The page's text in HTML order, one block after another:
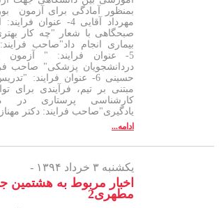
بمنظور آمادگی برای آزمون
مهرداد آقایی 4- عنوان
صبحگاهی با شعار "چه کار
بیماری انجام داد"صاحب
5- عنوان فرایند: " آزمون
دردانشجویان پزشکی" صاحب
حسینی 6- عنوان فرایند:
مبتنی بر تیم، فرآیندی برای
کارشناسی پرستاری در
یادگیری"صاحب فرایند: دکتر
ادامه...
یکشنبه ۳ خرداد ۱۳۹۴ -
اخبار مربوط به هشتمین
مطهری2